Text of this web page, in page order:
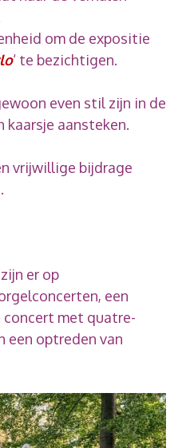
om de expositie
‘ te bezichtigen.
even stil zijn in de
kaarsje aansteken.
vrijwillige bijdrage
er op
een
concert met quatre-
een optreden van